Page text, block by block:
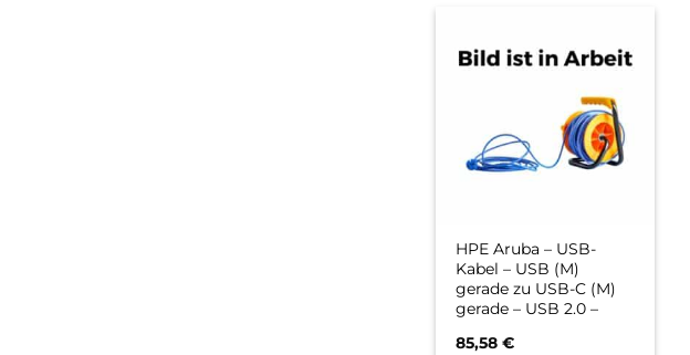
HPE Aruba – USB-
Kabel – USB (M)
gerade zu USB-C (M)
gerade – USB 2.0 –
85,58 €